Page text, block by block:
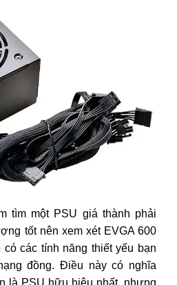
tìm một PSU giá thành phải
tốt nên xem xét EVGA 600
các tính năng thiết yếu bạn
đồng. Điều này có nghĩa